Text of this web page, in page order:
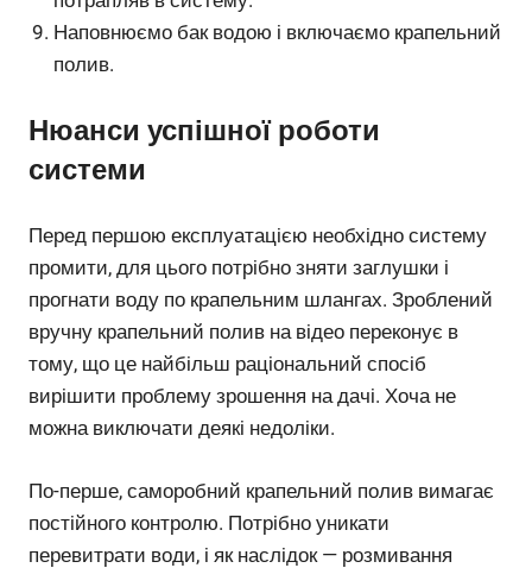
Наповнюємо бак водою і включаємо крапельний
полив.
Нюанси успішної роботи
системи
Перед першою експлуатацією необхідно систему
промити, для цього потрібно зняти заглушки і
прогнати воду по крапельним шлангах. Зроблений
вручну крапельний полив на відео переконує в
тому, що це найбільш раціональний спосіб
вирішити проблему зрошення на дачі. Хоча не
можна виключати деякі недоліки.
По-перше, саморобний крапельний полив вимагає
постійного контролю. Потрібно уникати
перевитрати води, і як наслідок — розмивання